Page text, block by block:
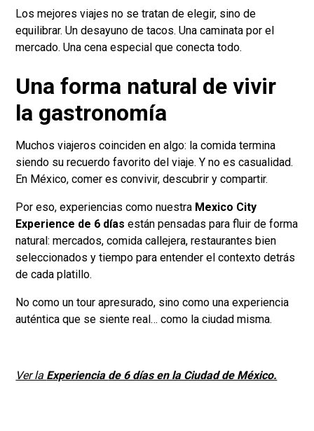
Los mejores viajes no se tratan de elegir, sino de
equilibrar. Un desayuno de tacos. Una caminata por el
mercado. Una cena especial que conecta todo.
Una forma natural de vivir
la gastronomía
Muchos viajeros coinciden en algo: la comida termina
siendo su recuerdo favorito del viaje. Y no es casualidad.
En México, comer es convivir, descubrir y compartir.
Por eso, experiencias como nuestra Mexico City
Experience de 6 días están pensadas para fluir de forma
natural: mercados, comida callejera, restaurantes bien
seleccionados y tiempo para entender el contexto detrás
de cada platillo.
No como un tour apresurado, sino como una experiencia
auténtica que se siente real… como la ciudad misma.
Ver la Experiencia de 6 días en la Ciudad de México.